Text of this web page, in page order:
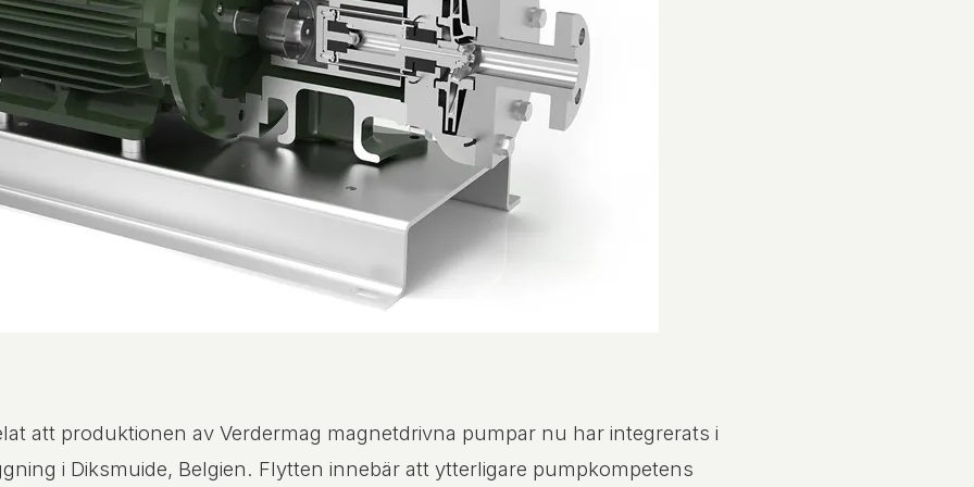
att produktionen av Verdermag magnetdrivna pumpar nu har integrerats i
i Diksmuide, Belgien. Flytten innebär att ytterligare pumpkompetens